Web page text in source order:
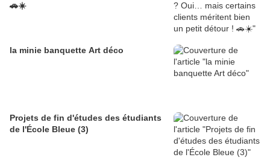
🚗☀️
la minie banquette Art déco
Projets de fin d'études des étudiants
de l'École Bleue (3)